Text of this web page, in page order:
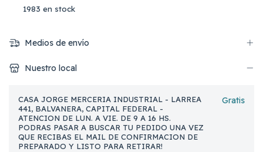
1983 en stock
Medios de envío
Nuestro local
CASA JORGE MERCERIA INDUSTRIAL - LARREA
441, BALVANERA, CAPITAL FEDERAL -
ATENCION DE LUN. A VIE. DE 9 A 16 HS.
PODRAS PASAR A BUSCAR TU PEDIDO UNA VEZ
QUE RECIBAS EL MAIL DE CONFIRMACION DE
PREPARADO Y LISTO PARA RETIRAR!
Gratis